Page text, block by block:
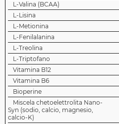
L-Valina (BCAA)
L-Lisina
L-Metionina
L-Fenilalanina
L-Treolina
L-Triptofano
Vitamina B12
Vitamina B6
Bioperine
Miscela chetoelettrolita Nano-
Syn (sodio, calcio, magnesio,
calcio-K)